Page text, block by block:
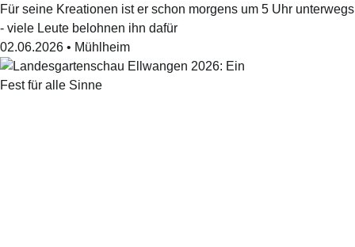
Für seine Kreationen ist er schon morgens um 5 Uhr unterwegs
- viele Leute belohnen ihn dafür
02.06.2026 • Mühlheim